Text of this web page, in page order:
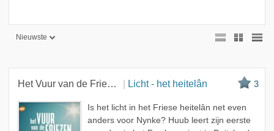
Nieuwste
A - Z
Het Vuur van de Friezen Licht - het heitelân 3
Is het licht in het Friese heitelân net even
anders voor Nynke? Huub leert zijn eerste